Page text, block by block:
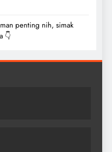
penting nih, simak
👇